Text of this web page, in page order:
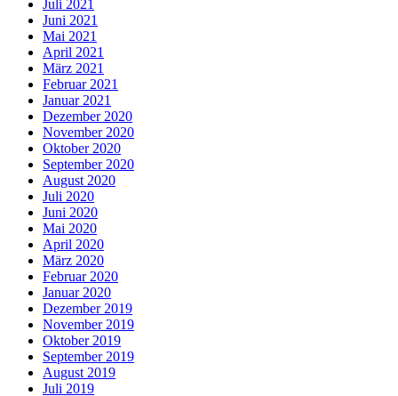
Juli 2021
Juni 2021
Mai 2021
April 2021
März 2021
Februar 2021
Januar 2021
Dezember 2020
November 2020
Oktober 2020
September 2020
August 2020
Juli 2020
Juni 2020
Mai 2020
April 2020
März 2020
Februar 2020
Januar 2020
Dezember 2019
November 2019
Oktober 2019
September 2019
August 2019
Juli 2019